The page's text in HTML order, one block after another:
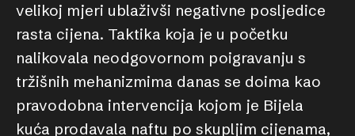
velikoj mjeri ublaživši negativne posljedice
rasta cijena. Taktika koja je u početku
nalikovala neodgovornom poigravanju s
tržišnih mehanizmima danas se doima kao
pravodobna intervencija kojom je Bijela
kuća prodavala naftu po skupljim cijenama,